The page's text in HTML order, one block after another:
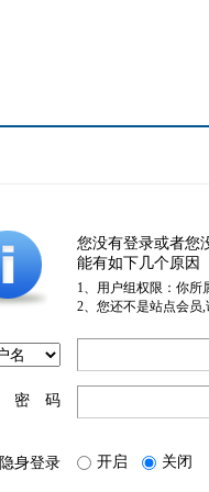
您没有登录或者您
能有如下几个原因
1、用户组权限：你所
2、您还不是站点会员
密 码
隐身登录 开启 关闭